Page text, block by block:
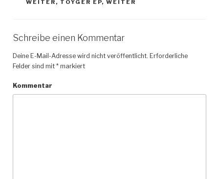
WEITER , TOYGER EP,WEITER
Schreibe einen Kommentar
Deine E-Mail-Adresse wird nicht veröffentlicht. Erforderliche
Felder sind mit *markiert
Kommentar